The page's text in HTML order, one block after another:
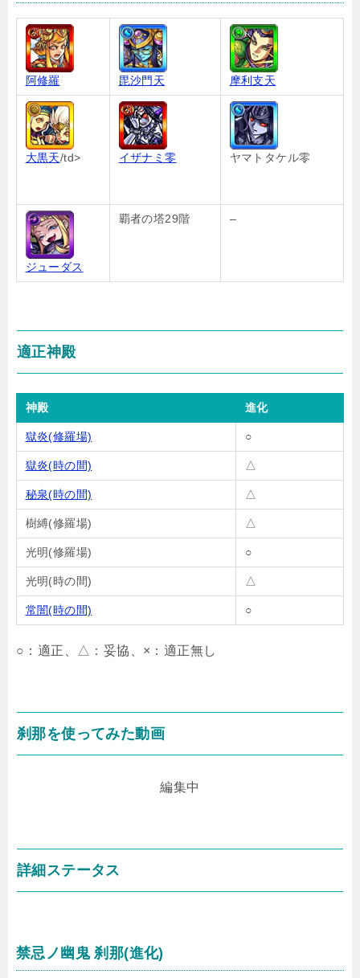
阿修羅 毘沙門天 摩利支天
大黒天/td> イザナミ零 ヤマトタケル零
ジューダス
覇者の塔29階 –
適正神殿
神殿 進化
獄炎(修羅場) ○
獄炎(時の間) △
秘泉(時の間) △
樹縛(修羅場) △
光明(修羅場) ○
光明(時の間) △
常闇(時の間) ○
○：適正、△：妥協、×：適正無し
刹那を使ってみた動画
編集中
詳細ステータス
禁忌ノ幽鬼 刹那(進化)